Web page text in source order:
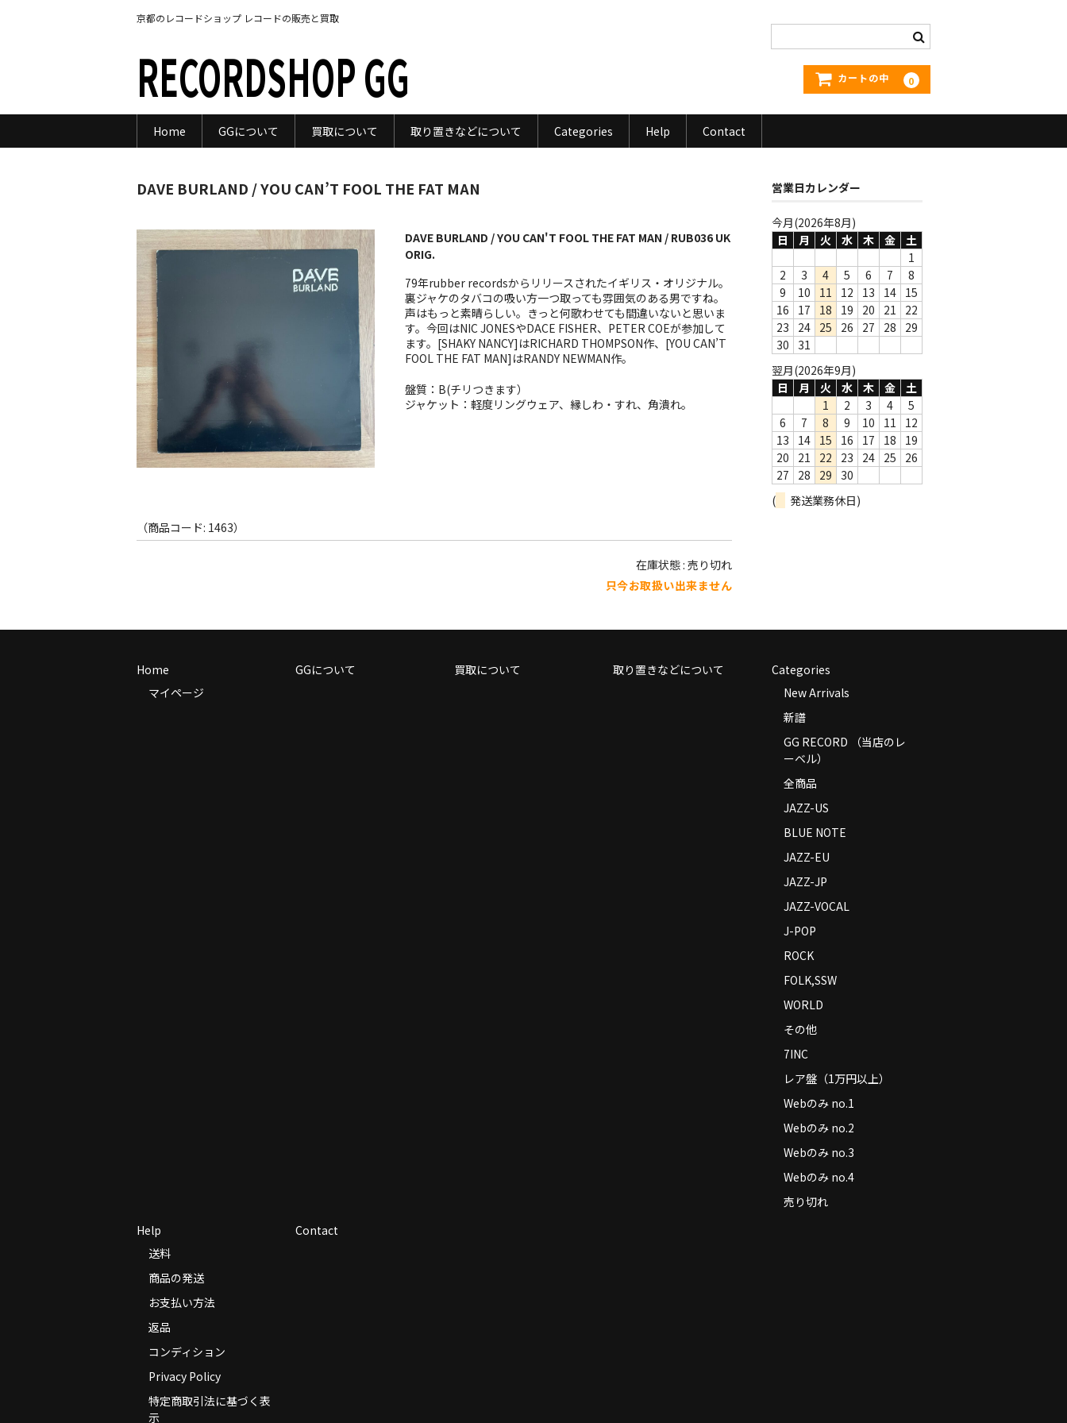
京都のレコードショップ レコードの販売と買取
RECORDSHOP GG カートの中 0
Home GGについて 買取について 取り置きなどについて Categories Help Contact
DAVE BURLAND / YOU CAN’T FOOL THE FAT MAN
DAVE BURLAND / YOU CAN'T FOOL THE FAT MAN / RUB036 UK
ORIG.
79年rubber recordsからリリースされたイギリス・オリジナル。
裏ジャケのタバコの吸い方一つ取っても雰囲気のある男ですね。
声はもっと素晴らしい。きっと何歌わせても間違いないと思いま
す。今回はNIC JONESやDACE FISHER、PETER COEが参加して
ます。[SHAKY NANCY]はRICHARD THOMPSON作、[YOU CAN’T
FOOL THE FAT MAN]はRANDY NEWMAN作。
盤質：B(チリつきます）
ジャケット：軽度リングウェア、縁しわ・すれ、角潰れ。
（商品コード: 1463）
在庫状態 : 売り切れ
只今お取扱い出来ません
営業日カレンダー
今月(2026年8月)
日
月 火 水 木 金
土
1
2
3 4 5 6 7
8
9
10 11 12 13 14 15
16
17 18 19 20 21
22
23
24 25 26 27 28
29
30
31
翌月(2026年9月)
日
月 火 水 木 金
土
1
2 3 4
5
6
7 8 9 10 11
12
13
14 15 16 17 18
19
20
21 22 23 24 25
26
27
28 29
30
(
発送業務休日)
Home
マイページ
GGについて 買取について 取り置きなどについて
Categories
New Arrivals
新譜
GG RECORD （当店のレ
ーベル）
全商品
JAZZ-US
BLUE NOTE
JAZZ-EU
JAZZ-JP
JAZZ-VOCAL
J-POP
ROCK
FOLK,SSW
WORLD
その他
7INC
レア盤（1万円以上）
Webのみ no.1
Webのみ no.2
Webのみ no.3
Webのみ no.4
売り切れ
Help
送料
商品の発送
お支払い方法
返品
コンディション
Privacy Policy
特定商取引法に基づく表
示
Contact